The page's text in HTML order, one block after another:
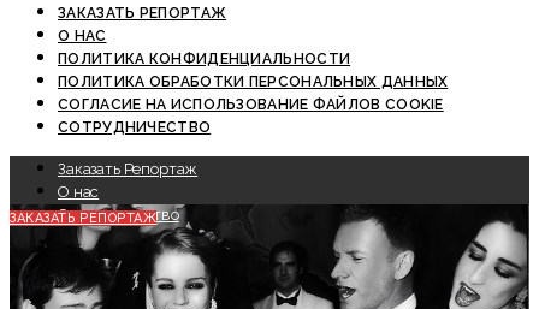
ЗАКАЗАТЬ РЕПОРТАЖ
О НАС
ПОЛИТИКА КОНФИДЕНЦИАЛЬНОСТИ
ПОЛИТИКА ОБРАБОТКИ ПЕРСОНАЛЬНЫХ ДАННЫХ
СОГЛАСИЕ НА ИСПОЛЬЗОВАНИЕ ФАЙЛОВ COOKIE
СОТРУДНИЧЕСТВО
Заказать Репортаж
О нас
Сотрудничество
ЗАКАЗАТЬ РЕПОРТАЖ